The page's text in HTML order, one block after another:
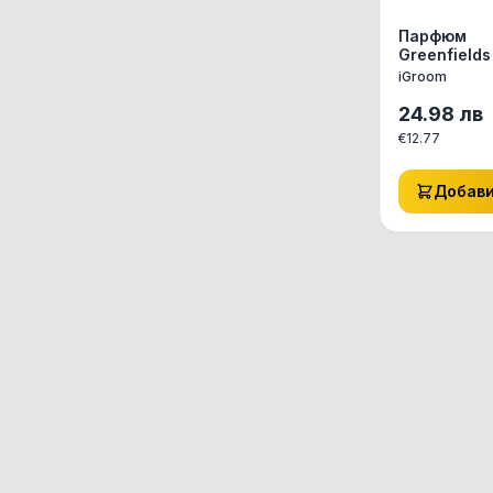
Парфюм
Greenfields
iGroom
24.98 лв
€12.77
Добави